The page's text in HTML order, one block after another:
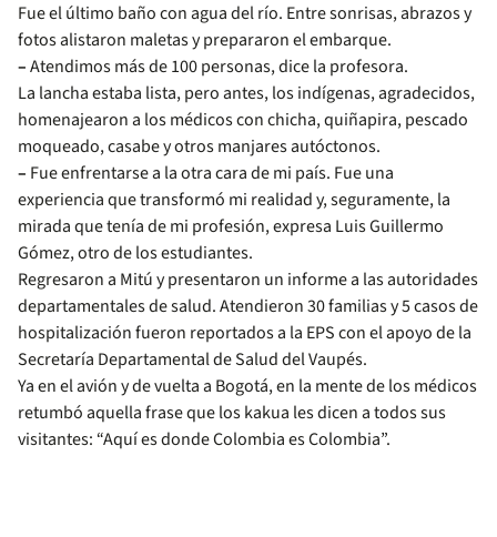
Fue el último baño con agua del río. Entre sonrisas, abrazos y
fotos alistaron maletas y prepararon el embarque.
–Atendimos más de 100 personas, dice la profesora.
La lancha estaba lista, pero antes, los indígenas, agradecidos,
homenajearon a los médicos con chicha, quiñapira, pescado
moqueado, casabe y otros manjares autóctonos.
– Fue enfrentarse a la otra cara de mi país. Fue una
experiencia que transformó mi realidad y, seguramente, la
mirada que tenía de mi profesión, expresa Luis Guillermo
Gómez, otro de los estudiantes.
Regresaron a Mitú y presentaron un informe a las autoridades
departamentales de salud. Atendieron 30 familias y 5 casos de
hospitalización fueron reportados a la EPS con el apoyo de la
Secretaría Departamental de Salud del Vaupés.
Ya en el avión y de vuelta a Bogotá, en la mente de los médicos
retumbó aquella frase que los kakua les dicen a todos sus
visitantes: “Aquí es donde Colombia es Colombia”.